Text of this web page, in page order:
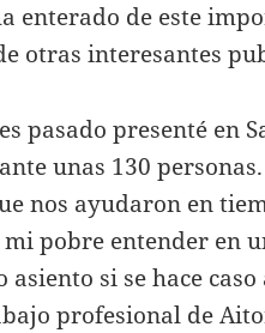
enterado de este
otras interesantes
pasado presenté en
unas 130
nos ayudaron en
mi pobre entender en
si se hace
profesional de